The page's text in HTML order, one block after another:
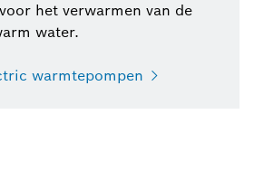
het verwarmen van de
water.
warmtepompen